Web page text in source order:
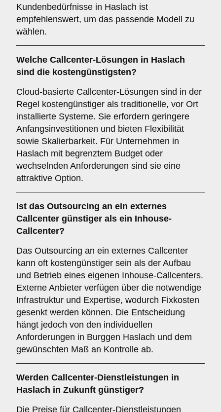
Kundenbedürfnisse in Haslach ist
empfehlenswert, um das passende Modell zu
wählen.
Welche Callcenter-Lösungen in Haslach
sind die kostengünstigsten?
Cloud-basierte Callcenter-Lösungen sind in der
Regel kostengünstiger als traditionelle, vor Ort
installierte Systeme. Sie erfordern geringere
Anfangsinvestitionen und bieten Flexibilität
sowie Skalierbarkeit. Für Unternehmen in
Haslach mit begrenztem Budget oder
wechselnden Anforderungen sind sie eine
attraktive Option.
Ist das Outsourcing an ein externes
Callcenter günstiger als ein Inhouse-
Callcenter?
Das Outsourcing an ein externes Callcenter
kann oft kostengünstiger sein als der Aufbau
und Betrieb eines eigenen Inhouse-Callcenters.
Externe Anbieter verfügen über die notwendige
Infrastruktur und Expertise, wodurch Fixkosten
gesenkt werden können. Die Entscheidung
hängt jedoch von den individuellen
Anforderungen in Burggen Haslach und dem
gewünschten Maß an Kontrolle ab.
Werden Callcenter-Dienstleistungen in
Haslach in Zukunft günstiger?
Die Preise für Callcenter-Dienstleistungen